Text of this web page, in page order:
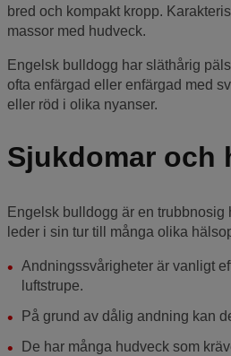
bred och kompakt kropp.
massor med hudveck.
Engelsk bulldogg har släthårig
ofta enfärgad eller enfärgad med
eller röd i olika nyanser.
Sjukdomar och
Engelsk bulldogg är en
leder i sin tur till många olika
Andningssvårigheter är vanligt
luftstrupe.
På grund av dålig andning kan
De har många hudveck som